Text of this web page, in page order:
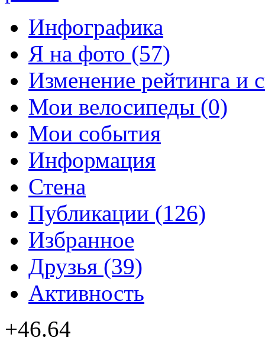
Инфографика
Я на фото (57)
Изменение рейтинга и
Мои велосипеды (0)
Мои события
Информация
Стена
Публикации (126)
Избранное
Друзья (39)
Активность
+46.64